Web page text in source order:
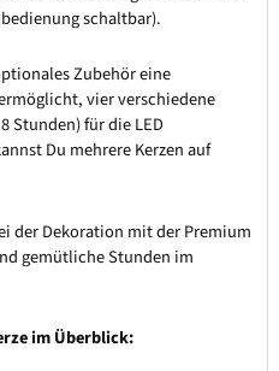
schaltbar).
Zubehör eine
vier verschiedene
Stunden) für die LED
Du mehrere Kerzen auf
der Dekoration mit der Premium
gemütliche Stunden im
im Überblick: